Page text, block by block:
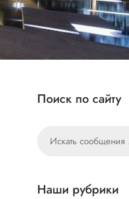
Поиск по сайту
Наши рубрики